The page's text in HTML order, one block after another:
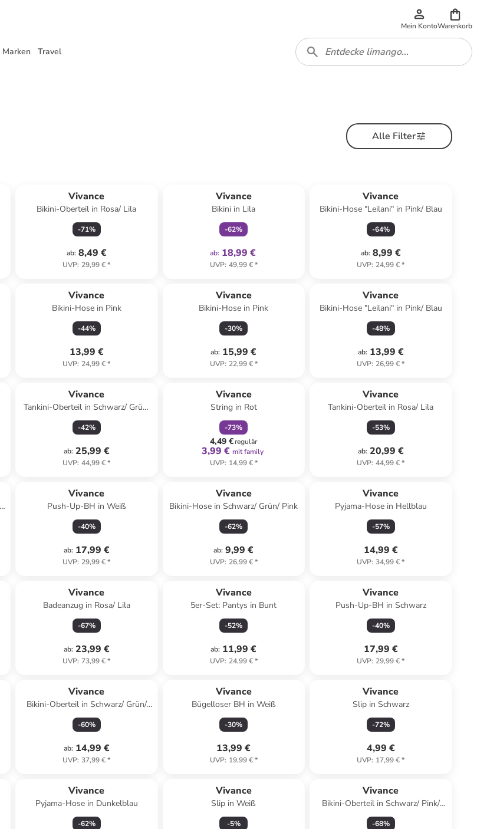
Mein KontoWarenkorb
Marken Travel
Alle Filter
Vivance
Bikini-Oberteil in Rosa/ Lila
-71%
ab: 8,49 €
UVP: 29,99 €*
Vivance
Bikini in Lila
-62%
ab: 18,99 €
UVP: 49,99 €*
Vivance
Bikini-Hose "Leilani" in Pink/ Blau
-64%
ab: 8,99 €
UVP: 24,99 €*
Vivance
Bikini-Hose in Pink
-44%
13,99 €
UVP: 24,99 €*
Vivance
Bikini-Hose in Pink
-30%
ab: 15,99 €
UVP: 22,99 €*
Vivance
Bikini-Hose "Leilani" in Pink/ Blau
-48%
ab: 13,99 €
UVP: 26,99 €*
Vivance
Tankini-Oberteil in Schwarz/ Grün/
Pink
-42%
ab: 25,99 €
UVP: 44,99 €*
Vivance
String in Rot
-73%
4,49 €regulär
3,99 € mit family
UVP: 14,99 €*
Vivance
Tankini-Oberteil in Rosa/ Lila
-53%
ab: 20,99 €
UVP: 44,99 €*
Vivance
Push-Up-BH in Weiß
-40%
ab: 17,99 €
UVP: 29,99 €*
Vivance
Bikini-Hose in Schwarz/ Grün/ Pink
-62%
ab: 9,99 €
UVP: 26,99 €*
Vivance
Pyjama-Hose in Hellblau
-57%
14,99 €
UVP: 34,99 €*
Vivance
Badeanzug in Rosa/ Lila
-67%
ab: 23,99 €
UVP: 73,99 €*
Vivance
5er-Set: Pantys in Bunt
-52%
ab: 11,99 €
UVP: 24,99 €*
Vivance
Push-Up-BH in Schwarz
-40%
17,99 €
UVP: 29,99 €*
Vivance
Bikini-Oberteil in Schwarz/ Grün/
Pink
-60%
ab: 14,99 €
UVP: 37,99 €*
Vivance
Bügelloser BH in Weiß
-30%
13,99 €
UVP: 19,99 €*
Vivance
Slip in Schwarz
-72%
4,99 €
UVP: 17,99 €*
Vivance
Pyjama-Hose in Dunkelblau
-62%
Vivance
Slip in Weiß
-5%
Vivance
Bikini-Oberteil in Schwarz/ Pink/
Grün
-68%